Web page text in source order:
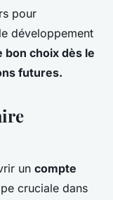
pour
développement
bon choix dès le
futures.
un compte
cruciale dans